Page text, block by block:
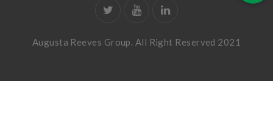
Augusta Reeves Group. All Right Reserved 2021